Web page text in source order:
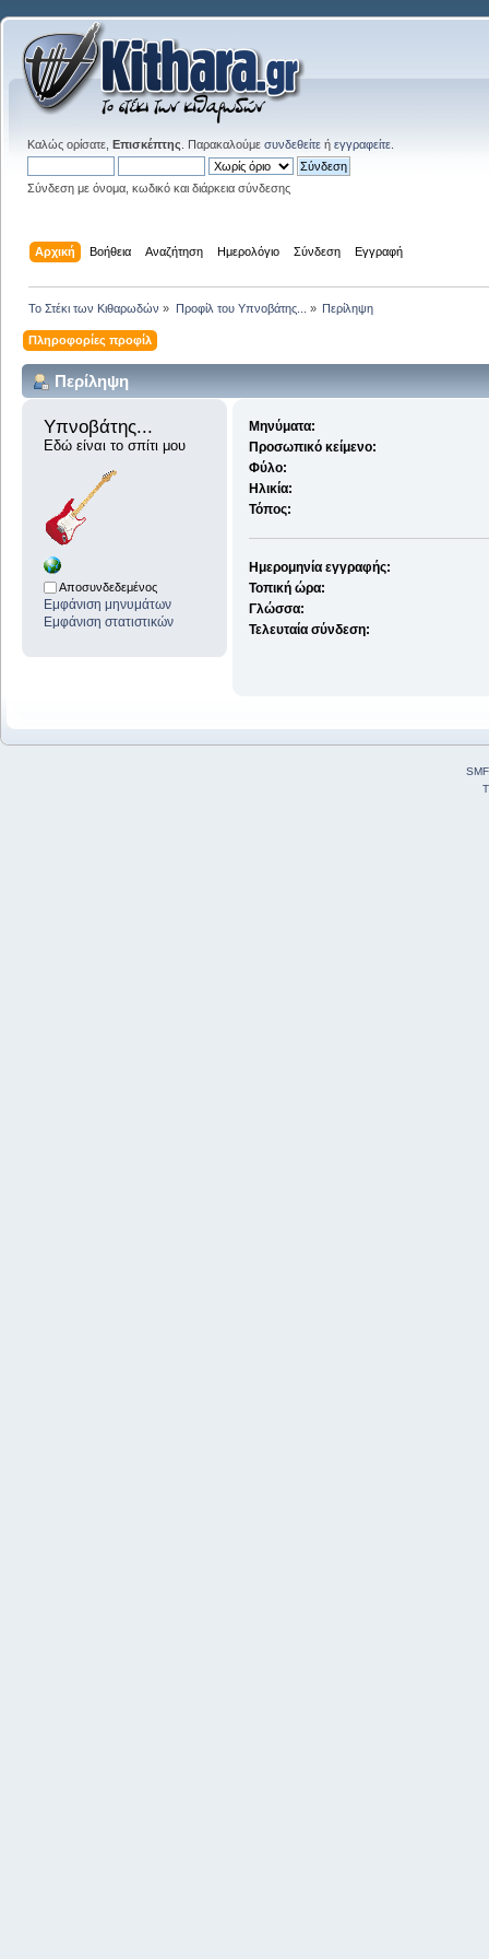
Καλώς ορίσατε, Επισκέπτης . Παρακαλούμε συνδεθείτε ή εγγραφείτε
Σύνδεση με όνομα, κωδικό και διάρκεια σύνδεσης
Αρχική Βοήθεια Αναζήτηση Ημερολόγιο Σύνδεση Εγγραφή
Το Στέκι των Κιθαρωδών » Προφίλ του Υπνοβάτης... » Περίληψη
Πληροφορίες προφίλ
Περίληψη
Υπνοβάτης...
Εδώ είναι το σπίτι μου
Αποσυνδεδεμένος
Εμφάνιση μηνυμάτων
Εμφάνιση στατιστικών
Μηνύματα:
Προσωπικό κείμενο:
Φύλο:
Ηλικία:
Τόπος:
Ημερομηνία εγγραφής:
Τοπική ώρα:
Γλώσσα:
Τελευταία σύνδεση: